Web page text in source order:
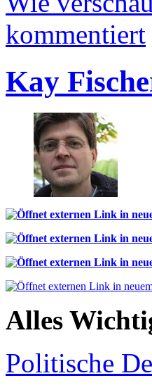
kommentiert
Kay
Alles
Politische